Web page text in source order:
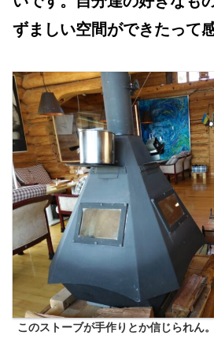
ずましい空間ができたって
このストーブが手作りとか信じられん